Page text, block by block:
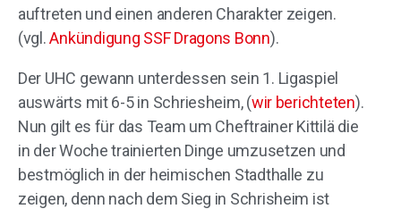
auftreten und einen anderen Charakter zeigen.
(vgl.Ankündigung SSF Dragons Bonn).
Der UHC gewann unterdessen sein 1. Ligaspiel
auswärts mit 6-5 in Schriesheim, (wir berichteten).
Nun gilt es für das Team um Cheftrainer Kittilä die
in der Woche trainierten Dinge umzusetzen und
bestmöglich in der heimischen Stadthalle zu
zeigen, denn nach dem Sieg in Schrisheim ist